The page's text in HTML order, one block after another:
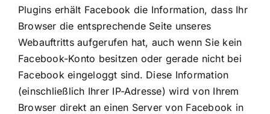
Plugins erhält Facebook die Information, dass Ihr
Browser die entsprechende Seite unseres
Webauftritts aufgerufen hat, auch wenn Sie kein
Facebook-Konto besitzen oder gerade nicht bei
Facebook eingeloggt sind. Diese Information
(einschließlich Ihrer IP-Adresse) wird von Ihrem
Browser direkt an einen Server von Facebook in